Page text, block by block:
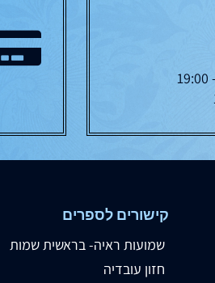
קישורים לספרים
שמועות ראיה- בראשית שמות
חזון עובדיה